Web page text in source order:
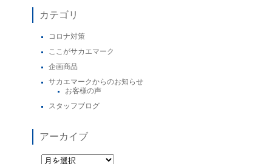
カテゴリ
コロナ対策
ここがサカエマーク
企画商品
サカエマークからのお知らせ
お客様の声
スタッフブログ
アーカイブ